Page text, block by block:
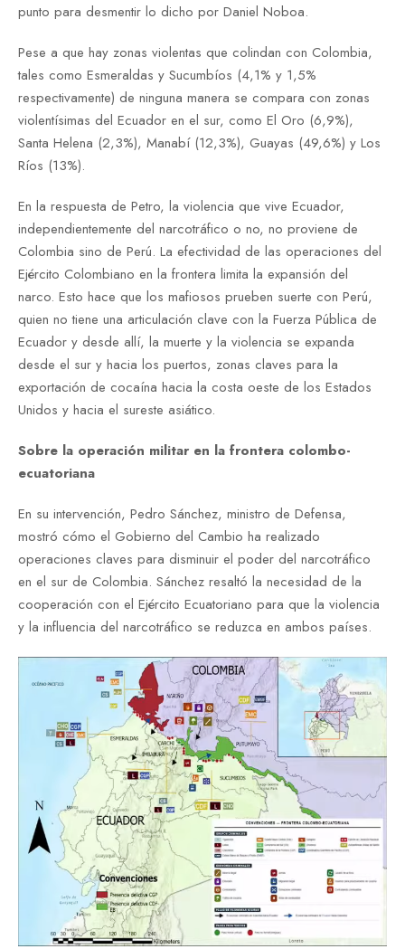
punto para desmentir lo dicho por Daniel Noboa.
Pese a que hay zonas violentas que colindan con Colombia,
tales como Esmeraldas y Sucumbíos (4,1% y 1,5%
respectivamente) de ninguna manera se compara con zonas
violentísimas del Ecuador en el sur, como El Oro (6,9%),
Santa Helena (2,3%), Manabí (12,3%), Guayas (49,6%) y Los
Ríos (13%).
En la respuesta de Petro, la violencia que vive Ecuador,
independientemente del narcotráfico o no, no proviene de
Colombia sino de Perú. La efectividad de las operaciones del
Ejército Colombiano en la frontera limita la expansión del
narco. Esto hace que los mafiosos prueben suerte con Perú,
quien no tiene una articulación clave con la Fuerza Pública de
Ecuador y desde allí, la muerte y la violencia se expanda
desde el sur y hacia los puertos, zonas claves para la
exportación de cocaína hacia la costa oeste de los Estados
Unidos y hacia el sureste asiático.
Sobre la operación militar en la frontera colombo-
ecuatoriana
En su intervención, Pedro Sánchez, ministro de Defensa,
mostró cómo el Gobierno del Cambio ha realizado
operaciones claves para disminuir el poder del narcotráfico
en el sur de Colombia. Sánchez resaltó la necesidad de la
cooperación con el Ejército Ecuatoriano para que la violencia
y la influencia del narcotráfico se reduzca en ambos países.